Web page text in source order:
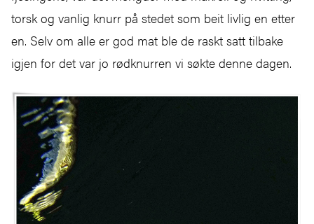
torsk og vanlig knurr på stedet som beit livlig en etter
en. Selv om alle er god mat ble de raskt satt tilbake
igjen for det var jo rødknurren vi søkte denne dagen.